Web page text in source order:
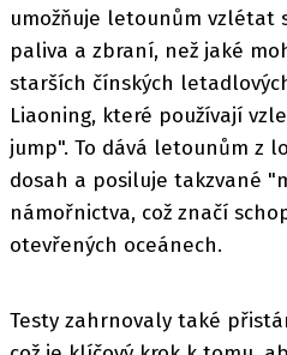
umožňuje letounům vzlétat
paliva a zbraní, než jaké
starších čínských
Liaoning, které používají
jump". To dává letounům z
dosah a posiluje takzvané
námořnictva, což značí
otevřených oceánech.
Testy zahrnovaly také